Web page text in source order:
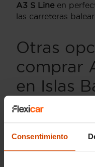
Consentimiento
A3 S Line en
las carreteras
Otras
comprar
en Islas
Además del
puedes considerar
también son muy
famosa por su